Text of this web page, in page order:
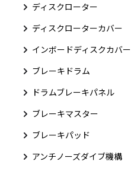
ディスクローター
ディスクローターカバー
インボードディスクカバー
ブレーキドラム
ドラムブレーキパネル
ブレーキマスター
ブレーキパッド
アンチノーズダイブ機構